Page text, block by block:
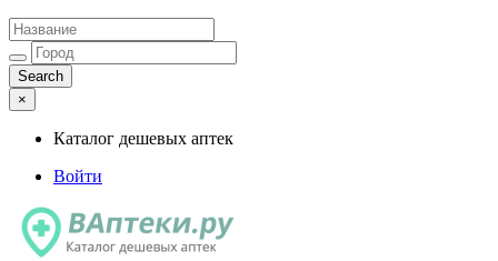
×
Каталог дешевых аптек
Войти